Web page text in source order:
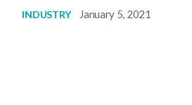
INDUSTRY January 5, 2021